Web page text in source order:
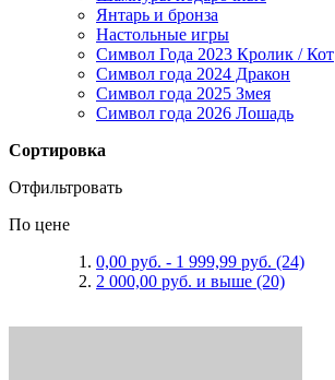
Янтарь и бронза
Настольные игры
Символ Года 2023 Кролик / Кот
Символ года 2024 Дракон
Символ года 2025 Змея
Символ года 2026 Лошадь
Сортировка
Отфильтровать
По цене
0,00 руб. - 1 999,99 руб. (24)
2 000,00 руб. и выше (20)